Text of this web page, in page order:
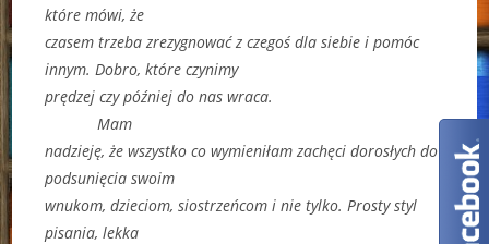
które mówi, że
czasem trzeba zrezygnować z czegoś dla siebie i pomóc
innym. Dobro, które czynimy
prędzej czy później do nas wraca.
Mam
nadzieję, że wszystko co wymieniłam zachęci dorosłych do
podsunięcia swoim
wnukom, dzieciom, siostrzeńcom i nie tylko. Prosty styl
pisania, lekka